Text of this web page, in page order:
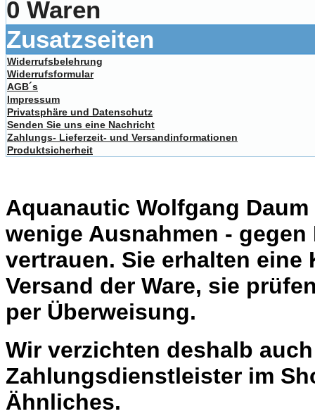
0 Waren
Zusatzseiten
Widerrufsbelehrung
Widerrufsformular
AGB´s
Impressum
Privatsphäre und Datenschutz
Senden Sie uns eine Nachricht
Zahlungs- Lieferzeit- und Versandinformationen
Produktsicherheit
Aquanautic Wolfgang
wenige Ausnahmen -
vertrauen. Sie erhalten
Versand der Ware, sie
per Überweisung.
Wir verzichten deshalb
Zahlungsdienstleister im
Ähnliches.